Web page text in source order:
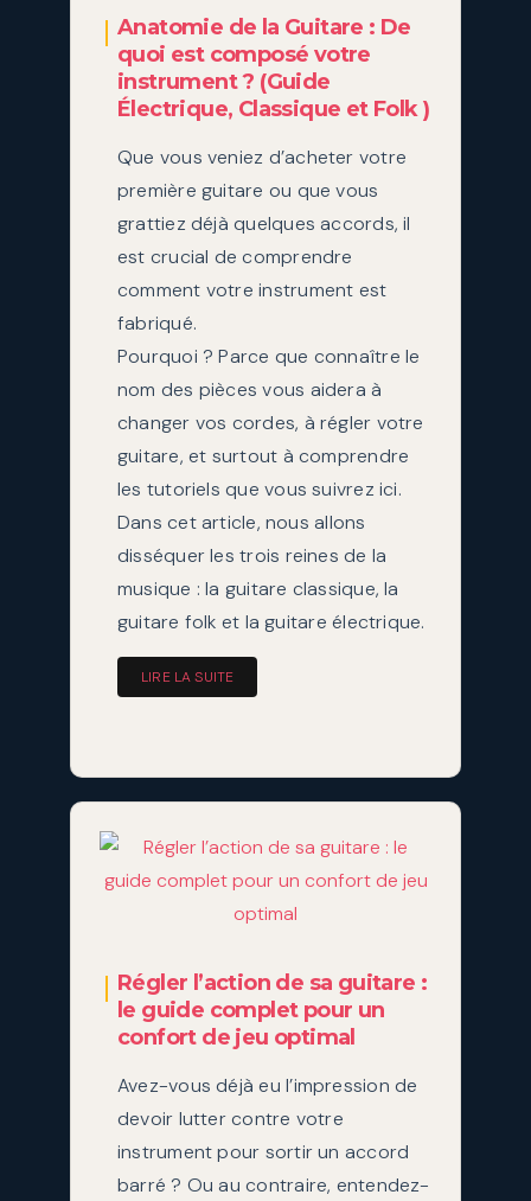
Anatomie de la Guitare : De
quoi est composé votre
instrument ? (Guide
Électrique, Classique et Folk )
Que vous veniez d’acheter votre
première guitare ou que vous
grattiez déjà quelques accords, il
est crucial de comprendre
comment votre instrument est
fabriqué.
Pourquoi ? Parce que connaître le
nom des pièces vous aidera à
changer vos cordes, à régler votre
guitare, et surtout à comprendre
les tutoriels que vous suivrez ici.
Dans cet article, nous allons
disséquer les trois reines de la
musique : la guitare classique, la
guitare folk et la guitare électrique.
LIRE LA SUITE
Régler l’action de sa guitare :
le guide complet pour un
confort de jeu optimal
Avez-vous déjà eu l’impression de
devoir lutter contre votre
instrument pour sortir un accord
barré ? Ou au contraire, entendez-